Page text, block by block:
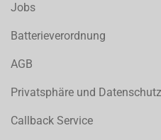
Jobs
Batterieverordnung
AGB
Privatsphäre und Datenschutz
Callback Service